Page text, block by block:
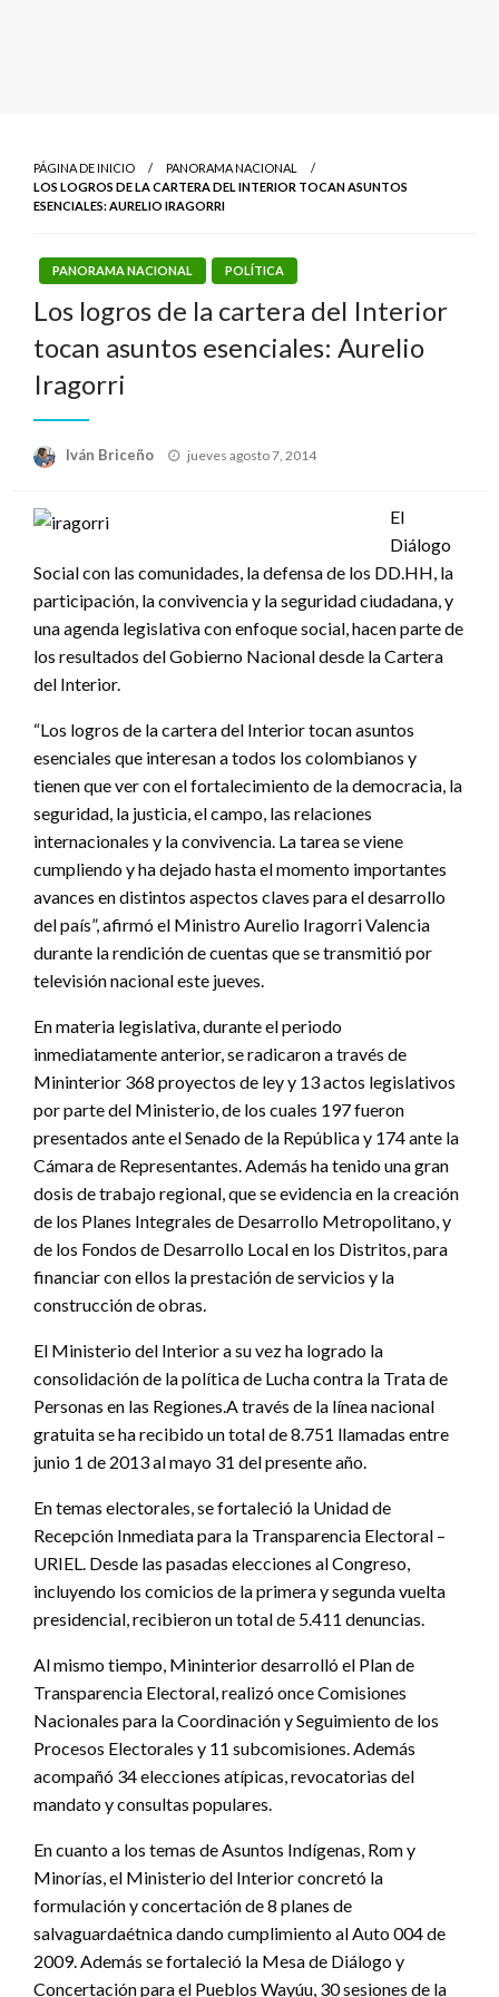
PÁGINA DE INICIO
PANORAMA NACIONAL
LOS LOGROS DE LA CARTERA DEL INTERIOR TOCAN ASUNTOS
ESENCIALES: AURELIO IRAGORRI
PANORAMA NACIONAL POLÍTICA
Los logros de la cartera del Interior
tocan asuntos esenciales: Aurelio
Iragorri
Iván Briceño
Publicado
jueves agosto 7, 2014
El
Diálogo
Social con las comunidades, la defensa de los DD.HH, la
participación, la convivencia y la seguridad ciudadana, y
una agenda legislativa con enfoque social, hacen parte de
los resultados del Gobierno Nacional desde la Cartera
del Interior.
“Los logros de la cartera del Interior tocan asuntos
esenciales que interesan a todos los colombianos y
tienen que ver con el fortalecimiento de la democracia, la
seguridad, la justicia, el campo, las relaciones
internacionales y la convivencia. La tarea se viene
cumpliendo y ha dejado hasta el momento importantes
avances en distintos aspectos claves para el desarrollo
del país”, afirmó el Ministro Aurelio Iragorri Valencia
durante la rendición de cuentas que se transmitió por
televisión nacional este jueves.
En materia legislativa, durante el periodo
inmediatamente anterior, se radicaron a través de
Mininterior 368 proyectos de ley y 13 actos legislativos
por parte del Ministerio, de los cuales 197 fueron
presentados ante el Senado de la República y 174 ante la
Cámara de Representantes. Además ha tenido una gran
dosis de trabajo regional, que se evidencia en la creación
de los Planes Integrales de Desarrollo Metropolitano, y
de los Fondos de Desarrollo Local en los Distritos, para
financiar con ellos la prestación de servicios y la
construcción de obras.
El Ministerio del Interior a su vez ha logrado la
consolidación de la política de Lucha contra la Trata de
Personas en las Regiones.A través de la línea nacional
gratuita se ha recibido un total de 8.751 llamadas entre
junio 1 de 2013 al mayo 31 del presente año.
En temas electorales, se fortaleció la Unidad de
Recepción Inmediata para la Transparencia Electoral –
URIEL. Desde las pasadas elecciones al Congreso,
incluyendo los comicios de la primera y segunda vuelta
presidencial, recibieron un total de 5.411 denuncias.
Al mismo tiempo, Mininterior desarrolló el Plan de
Transparencia Electoral, realizó once Comisiones
Nacionales para la Coordinación y Seguimiento de los
Procesos Electorales y 11 subcomisiones. Además
acompañó 34 elecciones atípicas, revocatorias del
mandato y consultas populares.
En cuanto a los temas de Asuntos Indígenas, Rom y
Minorías, el Ministerio del Interior concretó la
formulación y concertación de 8 planes de
salvaguardaétnica dando cumplimiento al Auto 004 de
2009. Además se fortaleció la Mesa de Diálogo y
Concertación para el Pueblos Wayúu, 30 sesiones de la